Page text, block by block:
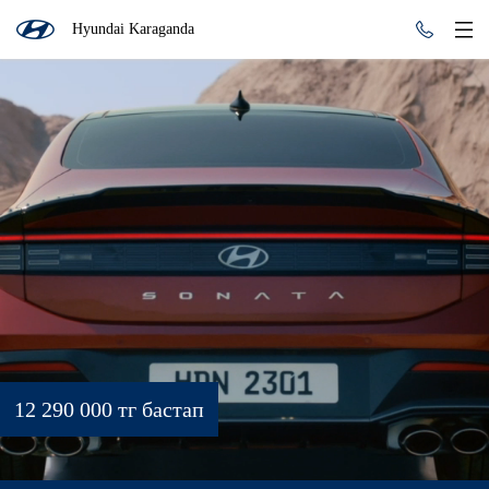
Hyundai Karaganda
12 290 000 тг бастап